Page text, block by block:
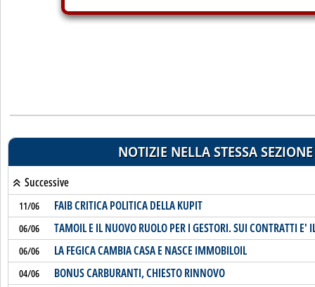
NOTIZIE NELLA STESSA SEZIONE
Successive
11/06 FAIB CRITICA POLITICA DELLA KUPIT
06/06 TAMOIL E IL NUOVO RUOLO PER I GESTORI. SUI CONTRATTI E'
06/06 LA FEGICA CAMBIA CASA E NASCE IMMOBILOIL
04/06 BONUS CARBURANTI, CHIESTO RINNOVO